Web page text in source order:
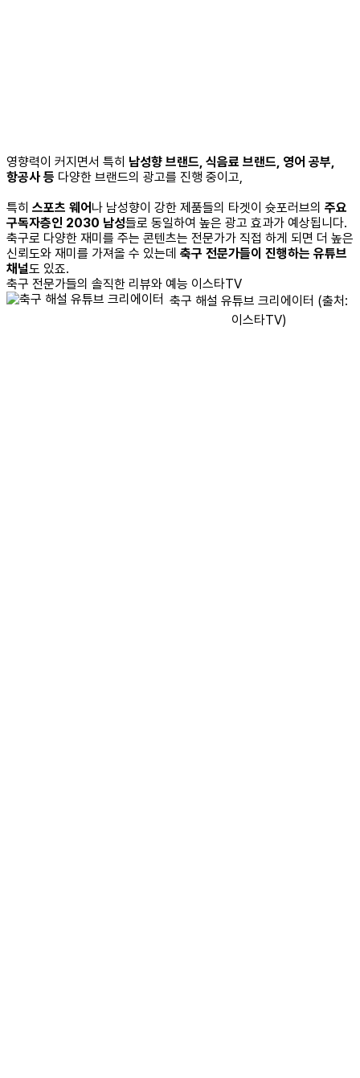
영향력이 커지면서 특히 남성향 브랜드, 식음료 브랜드, 영어 공부,
항공사 등 다양한 브랜드의 광고를 진행 중이고,
특히 스포츠 웨어 나 남성향이 강한 제품들의 타겟이 슛포러브의 주요
구독자층인 2030 남성들로 동일하여 높은 광고 효과가 예상됩니다.
축구로 다양한 재미를 주는 콘텐츠는 전문가가 직접 하게 되면 더 높은
신뢰도와 재미를 가져올 수 있는데 축구 전문가들이 진행하는 유튜브
채널도 있죠.
축구 전문가들의 솔직한 리뷰와 예능 이스타TV
축구 해설 유튜브 크리에이터 (출처:
이스타TV)